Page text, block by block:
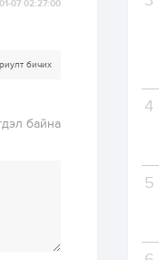
07 02:27:00
бичих
байна